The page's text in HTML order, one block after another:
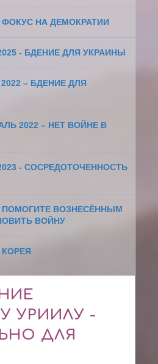
ФОКУС НА ДЕМОКРАТИИ
- БДЕНИЕ ДЛЯ УКРАИНЫ
– БДЕНИЕ ДЛЯ
2022 – НЕТ ВОЙНЕ В
- СОСРЕДОТОЧЕННОСТЬ
- ПОМОГИТЕ ВОЗНЕСЁННЫМ
ВОЙНУ
КОРЕЯ
УРИИЛУ -
ДЛЯ